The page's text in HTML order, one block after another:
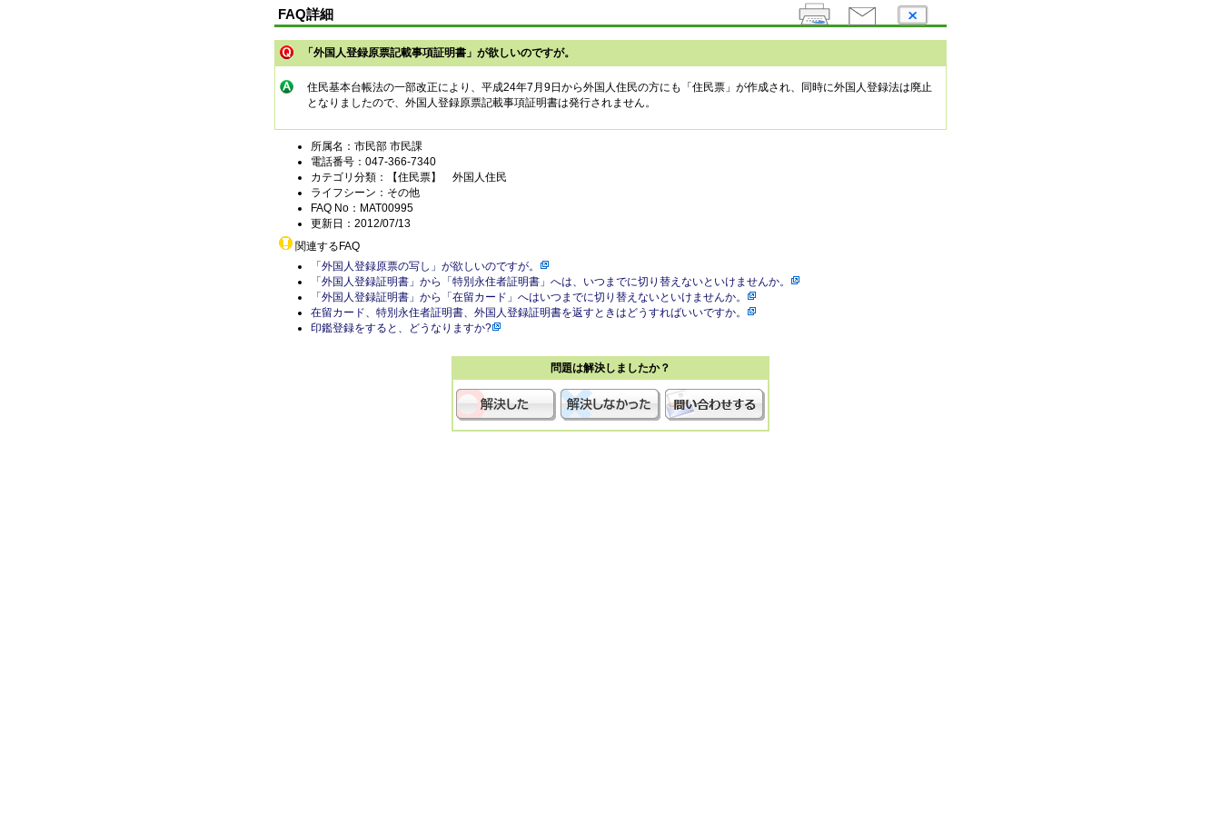
FAQ詳細
「外国人登録原票記載事項証明書」が欲しいのですが。
住民基本台帳法の一部改正により、平成24年7月9日から外国人住民の方にも「住民票」が作成され、同時に外国人登録法は廃止
となりましたので、外国人登録原票記載事項証明書は発行されません。
所属名：市民部 市民課
電話番号：047-366-7340
カテゴリ分類：【住民票】 外国人住民
ライフシーン：その他
FAQ No：MAT00995
更新日：2012/07/13
関連するFAQ
「外国人登録原票の写し」が欲しいのですが。
「外国人登録証明書」から「特別永住者証明書」へは、いつまでに切り替えないといけませんか。
「外国人登録証明書」から「在留カード」へはいつまでに切り替えないといけませんか。
在留カード、特別永住者証明書、外国人登録証明書を返すときはどうすればいいですか。
印鑑登録をすると、どうなりますか?
問題は解決しましたか？